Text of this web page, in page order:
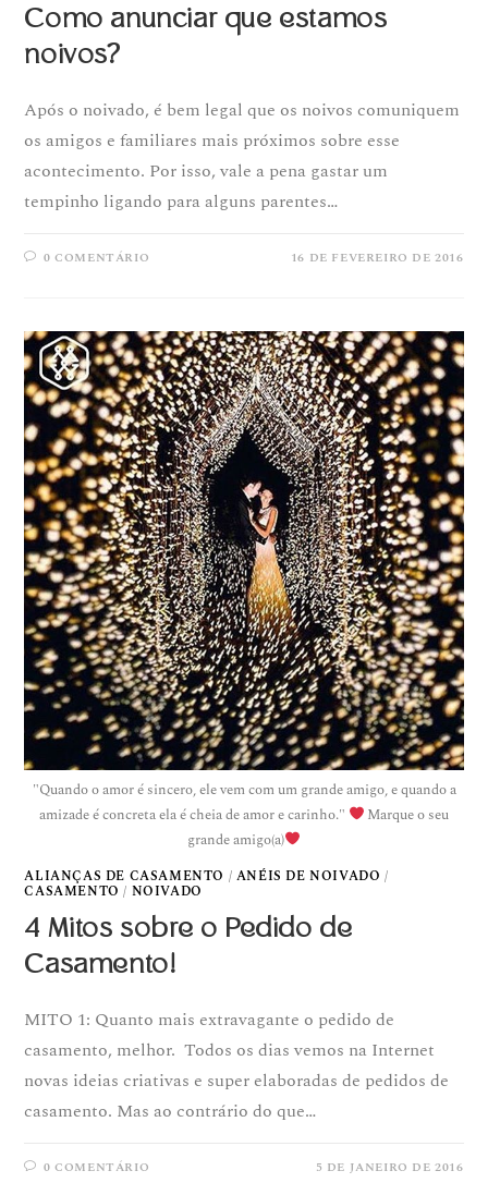
Como anunciar que estamos
noivos?
Após o noivado, é bem legal que os noivos comuniquem
os amigos e familiares mais próximos sobre esse
acontecimento. Por isso, vale a pena gastar um
tempinho ligando para alguns parentes…
0 COMENTÁRIO 16 DE FEVEREIRO DE 2016
"Quando o amor é sincero, ele vem com um grande amigo, e quando a
amizade é concreta ela é cheia de amor e carinho."
Marque o seu
grande amigo(a)
ALIANÇAS DE CASAMENTO / ANÉIS DE NOIVADO /
CASAMENTO / NOIVADO
4 Mitos sobre o Pedido de
Casamento!
MITO 1: Quanto mais extravagante o pedido de
casamento, melhor. Todos os dias vemos na Internet
novas ideias criativas e super elaboradas de pedidos de
casamento. Mas ao contrário do que…
0 COMENTÁRIO 5 DE JANEIRO DE 2016